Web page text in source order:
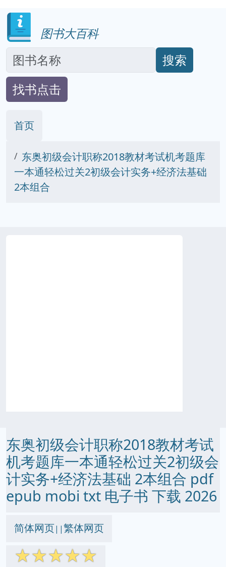
图书大百科
搜索
找书点击
首页
东奥初级会计职称2018教材考试机考题库
一本通轻松过关2初级会计实务+经济法基础
2本组合
东奥初级会计职称2018教材考试
机考题库一本通轻松过关2初级会
计实务+经济法基础 2本组合 pdf
epub mobi txt 电子书 下载 2026
简体网页||繁体网页
☆☆☆☆☆